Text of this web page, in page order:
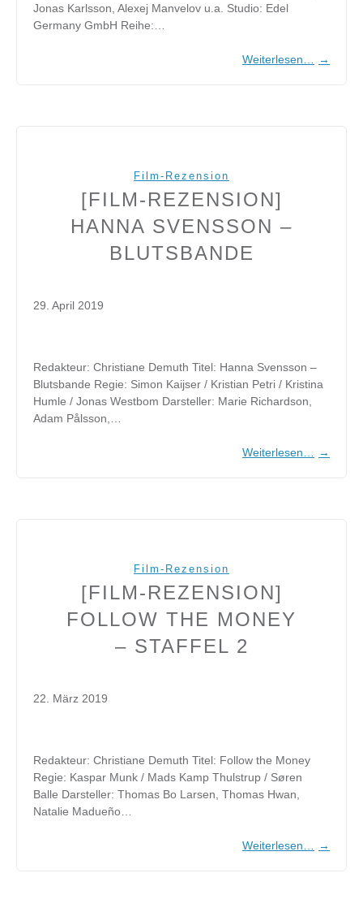
Jonas Karlsson, Alexej Manvelov u.a. Studio: Edel
Germany GmbH Reihe:…
Weiterlesen… →
Film-Rezension
[FILM-REZENSION]
HANNA SVENSSON –
BLUTSBANDE
29. April 2019
Redakteur: Christiane Demuth Titel: Hanna Svensson –
Blutsbande Regie: Simon Kaijser / Kristian Petri / Kristina
Humle / Jonas Westbom Darsteller: Marie Richardson,
Adam Pålsson,…
Weiterlesen… →
Film-Rezension
[FILM-REZENSION]
FOLLOW THE MONEY
– STAFFEL 2
22. März 2019
Redakteur: Christiane Demuth Titel: Follow the Money
Regie: Kaspar Munk / Mads Kamp Thulstrup / Søren
Balle Darsteller: Thomas Bo Larsen, Thomas Hwan,
Natalie Madueño…
Weiterlesen… →